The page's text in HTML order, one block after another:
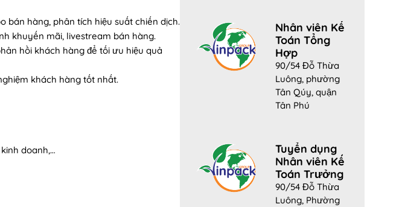
bán hàng, phân tích hiệu suất chiến dịch.
khuyến mãi, livestream bán hàng.
hồi khách hàng để tối ưu hiệu quả
khách hàng tốt nhất.
doanh,…
Nhân viên Kế
Toán Tổng
Hợp
90/54 Đỗ Thừa
Luông, phường
Tân Qúy, quận
Tân Phú
Tuyển dụng
Nhân viên Kế
Toán Trưởng
90/54 Đỗ Thừa
Luông, Phường